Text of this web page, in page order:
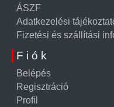
ÁSZF
Adatkezelési
Fizetési és szállítási
Fiók
Belépés
Regisztráció
Profil